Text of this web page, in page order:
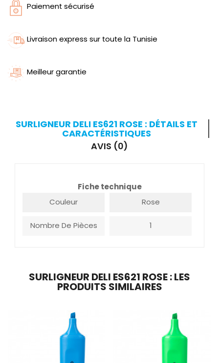
Paiement sécurisé
Livraison express sur toute la Tunisie
Meilleur garantie
SURLIGNEUR DELI ES621 ROSE : DÉTAILS ET
CARACTÉRISTIQUES
AVIS (0)
Fiche technique
Couleur
Rose
Nombre De Pièces 1
SURLIGNEUR DELI ES621 ROSE : LES
PRODUITS SIMILAIRES